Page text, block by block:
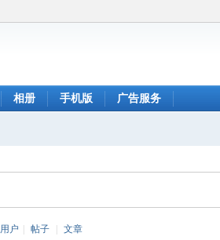
相册 手机版 广告服务
用户 帖子 文章